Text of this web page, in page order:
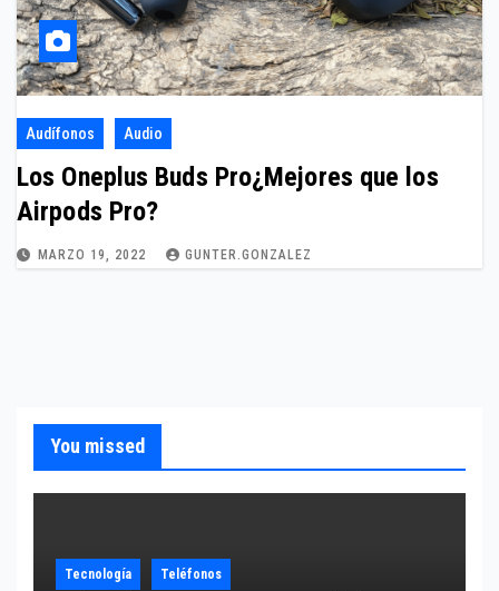
Audífonos Audio
Los Oneplus Buds Pro¿Mejores que los
Airpods Pro?
MARZO 19, 2022 GUNTER.GONZALEZ
You missed
Tecnología Teléfonos